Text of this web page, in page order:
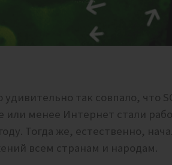
так совпало, что
или менее Интернет стали
Тогда же, естественно,
всем странам и народам.